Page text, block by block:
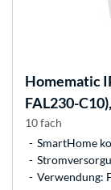
Homematic
FAL230-
10 fach
SmartHome
Verwendung: